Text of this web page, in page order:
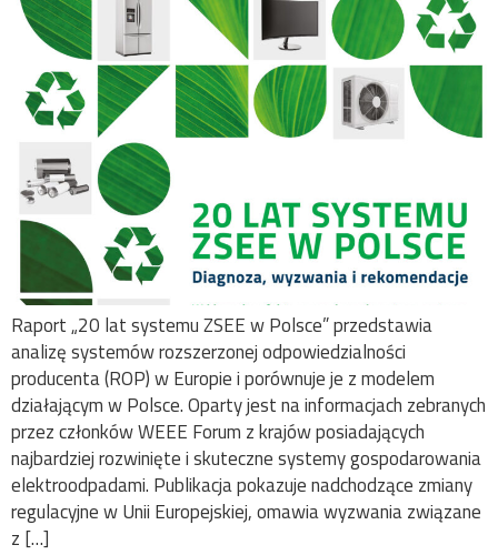
Raport „20 lat systemu ZSEE w Polsce” przedstawia
analizę systemów rozszerzonej odpowiedzialności
producenta (ROP) w Europie i porównuje je z modelem
działającym w Polsce. Oparty jest na informacjach zebranych
przez członków WEEE Forum z krajów posiadających
najbardziej rozwinięte i skuteczne systemy gospodarowania
elektroodpadami. Publikacja pokazuje nadchodzące zmiany
regulacyjne w Unii Europejskiej, omawia wyzwania związane
z […]